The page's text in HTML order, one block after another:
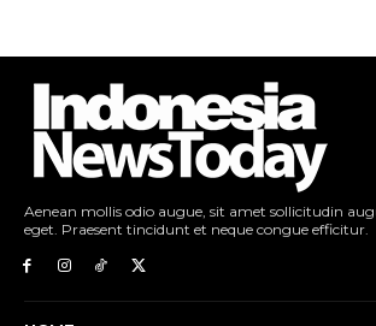
Aenean mollis odio augue, sit amet sollicitudin
eget. Praesent tincidunt et neque congue efficitur.